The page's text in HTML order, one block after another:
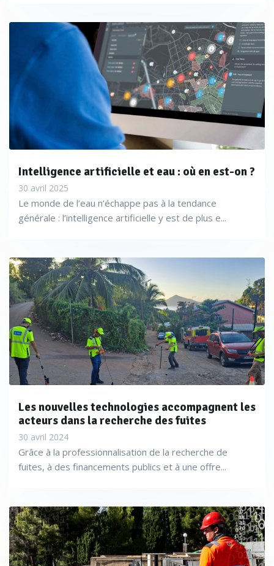
Intelligence artificielle et eau : où en est-on ?
30 avril 2025
Le monde de l’eau n’échappe pas à la tendance
générale : l’intelligence artificielle y est de plus e...
Les nouvelles technologies accompagnent les
acteurs dans la recherche des fuites
30 avril 2024
Grâce à la professionnalisation de la recherche de
fuites, à des financements publics et à une offre...